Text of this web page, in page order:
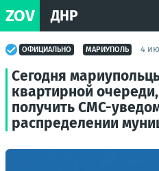
ZOV ДНР
ОФИЦИАЛЬНО МАРИУПОЛЬ 4
Сегодня
квартирной
получить СМС-
распределении